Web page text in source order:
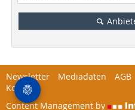
Newsletter Mediadaten AGB
Kontakt
Content Management by